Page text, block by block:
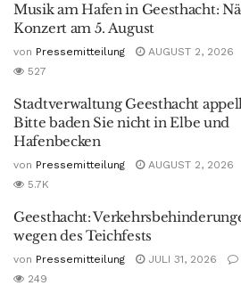
Musik am Hafen in Geesthacht:
Konzert am 5. August
von Pressemitteilung AUGUST 2, 2026
527
Stadtverwaltung Geesthacht
Bitte baden Sie nicht in Elbe und
Hafenbecken
von Pressemitteilung AUGUST 2, 2026
5.7K
Geesthacht:
wegen des Teichfests
von Pressemitteilung JULI 31, 2026
249